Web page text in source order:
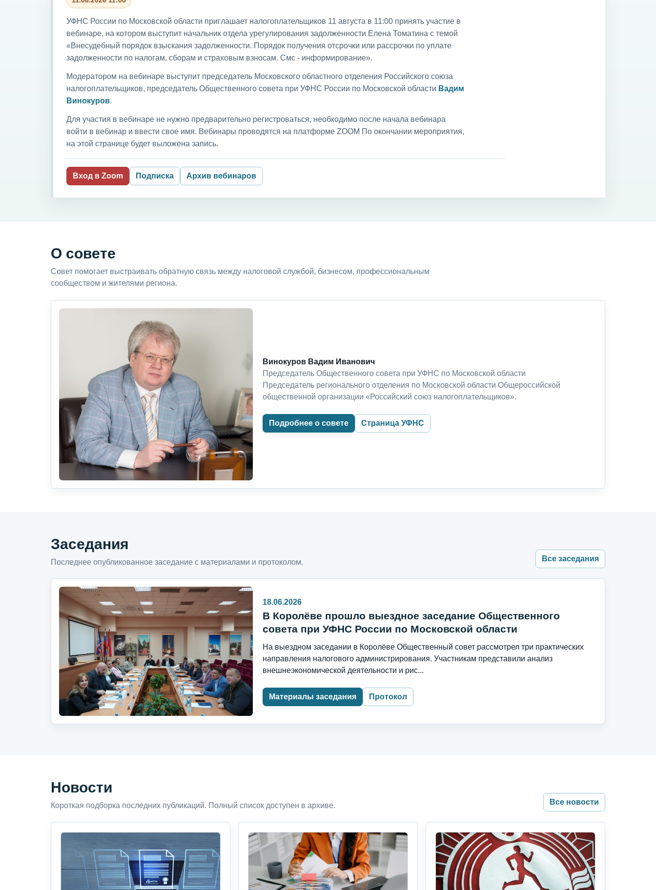
УФНС России по Московской области приглашает налогоплательщиков 11 августа в 11:00 принять участие в
вебинаре, на котором выступит начальник отдела урегулирования задолженности Елена Томатина с темой
«Внесудебный порядок взыскания задолженности. Порядок получения отсрочки или рассрочки по уплате
задолженности по налогам, сборам и страховым взносам. Смс - информирование».
Модератором на вебинаре выступит председатель Московского областного отделения Российского союза
налогоплательщиков, председатель Общественного совета при УФНС России по Московской области Вадим
Винокуров.
Для участия в вебинаре не нужно предварительно регистроваться, необходимо после начала вебинара
войти в вебинар и ввести свое имя. Вебинары проводятся на платформе ZOOM По окончании мероприятия,
на этой странице будет выложена запись.
Вход в Zoom Подписка Архив вебинаров
О совете
Совет помогает выстраивать обратную связь между налоговой службой, бизнесом, профессиональным
сообществом и жителями региона.
Винокуров Вадим Иванович
Председатель Общественного совета при УФНС по Московской области
Председатель регионального отделения по Московской области Общероссийской
общественной организации «Российский союз налогоплательщиков».
Подробнее о совете Страница УФНС
Заседания
Последнее опубликованное заседание с материалами и протоколом. Все заседания
18.06.2026
В Королёве прошло выездное заседание Общественного
совета при УФНС России по Московской области
На выездном заседании в Королёве Общественный совет рассмотрел три практических
направления налогового администрирования. Участникам представили анализ
внешнеэкономической деятельности и рис...
Материалы заседания Протокол
Новости
Короткая подборка последних публикаций. Полный список доступен в архиве. Все новости